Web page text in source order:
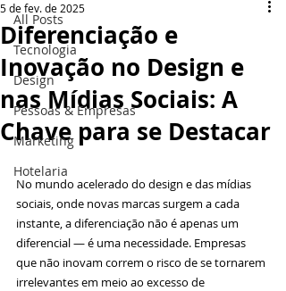
All Posts
Tecnologia
Design
Pessoas & Empresas
Marketing
Hotelaria
Diferenciação e
Inovação no Design e
nas Mídias Sociais: A
Chave para se Destacar
5 de fev. de 2025
No mundo acelerado do design e das mídias
sociais, onde novas marcas surgem a cada
instante, a diferenciação não é apenas um
diferencial — é uma necessidade. Empresas
que não inovam correm o risco de se tornarem
irrelevantes em meio ao excesso de